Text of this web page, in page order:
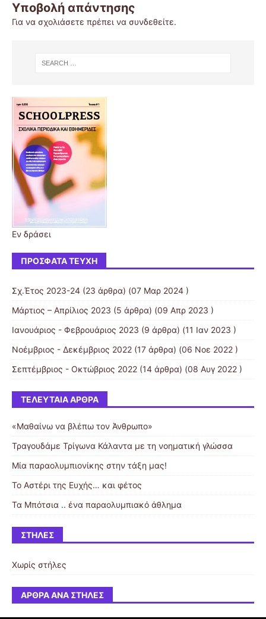
Υποβολή απάντησης
Για να σχολιάσετε πρέπει να συνδεθείτε.
Εν δράσει
ΠΡΌΣΦΑΤΑ ΤΕΎΧΗ
Σχ.Έτος 2023-24 (23 άρθρα) (07 Μαρ 2024 )
Μάρτιος – Απρίλιος 2023 (5 άρθρα) (09 Απρ 2023 )
Ιανουάριος - Φεβρουάριος 2023 (9 άρθρα) (11 Ιαν 2023 )
Νοέμβριος - Δεκέμβριος 2022 (17 άρθρα) (06 Νοε 2022 )
Σεπτέμβριος - Οκτώβριος 2022 (14 άρθρα) (08 Αυγ 2022 )
ΤΕΛΕΥΤΑΊΑ ΆΡΘΡΑ
«Μαθαίνω να βλέπω τον Άνθρωπο»
Τραγουδάμε Τρίγωνα Κάλαντα με τη νοηματική γλώσσα
Μία παραολυμπιονίκης στην τάξη μας!
Το Αστέρι της Ευχής… και φέτος
Τα Μπότσια .. ένα παραολυμπιακό άθλημα
ΣΤΉΛΕΣ
Χωρίς στήλες
ΆΡΘΡΑ ΑΝΆ ΣΤΉΛΕΣ